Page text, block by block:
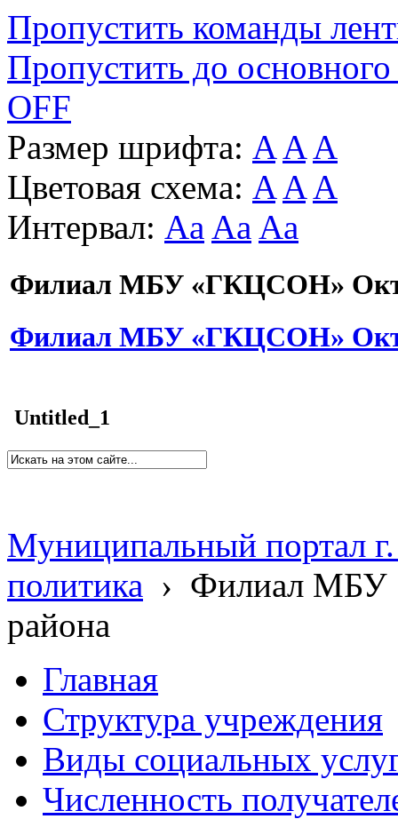
Пропустить команды
Пропустить до основного
OFF
Размер шрифта: A A A
Цветовая схема: A A A
Интервал: Aa Aa Aa
Филиал МБУ «ГКЦСОН»
Филиал МБУ «ГКЦСОН»
Untitled_1
Муниципальный портал
политика › Филиал МБУ
района
Главная
Структура учреждения
Виды социальных
Численность